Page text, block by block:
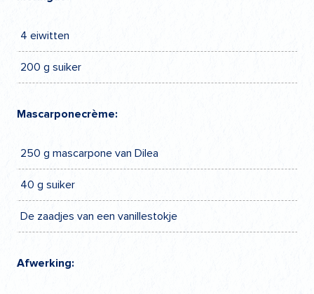
4 eiwitten
200 g suiker
Mascarponecrème:
250 g mascarpone van Dilea
40 g suiker
De zaadjes van een vanillestokje
Afwerking: